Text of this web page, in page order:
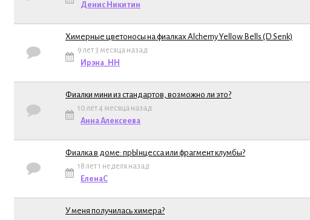
Денис Никитин
Обычная тема
Химерные цветоносы на фиалках Alchemy Yellow Bells (D.Senk)
9 лет 3 месяца назад
Ирэна_НН
Обычная тема
Фиалки мини из стандартов, возможно ли это?
10 лет 4 месяца назад
Анна Алексеева
Обычная тема
Фиалка в доме: прЫнцесса или фрагмент клумбы?
18 лет 1 неделя назад
ЕленаС
У меня получилась химера?